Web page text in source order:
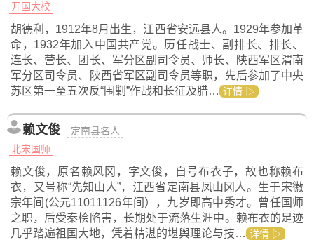
开国大校
胡德利，1912年8月出生，江西省安远县人。1929年参加革
命，1932年加入中国共产党。历任战士、副排长、排长、
连长、营长、团长、军分区副司令员、师长、陕西军区渭南
军分区司令员、陕西省军区副司令员等职，先后参加了中央
苏区第一至五次反“围剿”作战和长征及腊… 详情 ▷
赖文俊
定南县名人
北宋国师
赖文俊，原名赖风冈，字文俊，自号布衣子，故也称赖布
衣，又号称“先知山人”，江西省定南县凤山冈人。生于宋徽
宗年间(公元11011126年间），九岁即高中秀才。曾任国师
之职，后受秦桧陷害，长期处于流落生涯中。赖布衣的足迹
几乎踏遍祖国大地，凭着精湛的堪舆理论与技… 详情 ▷